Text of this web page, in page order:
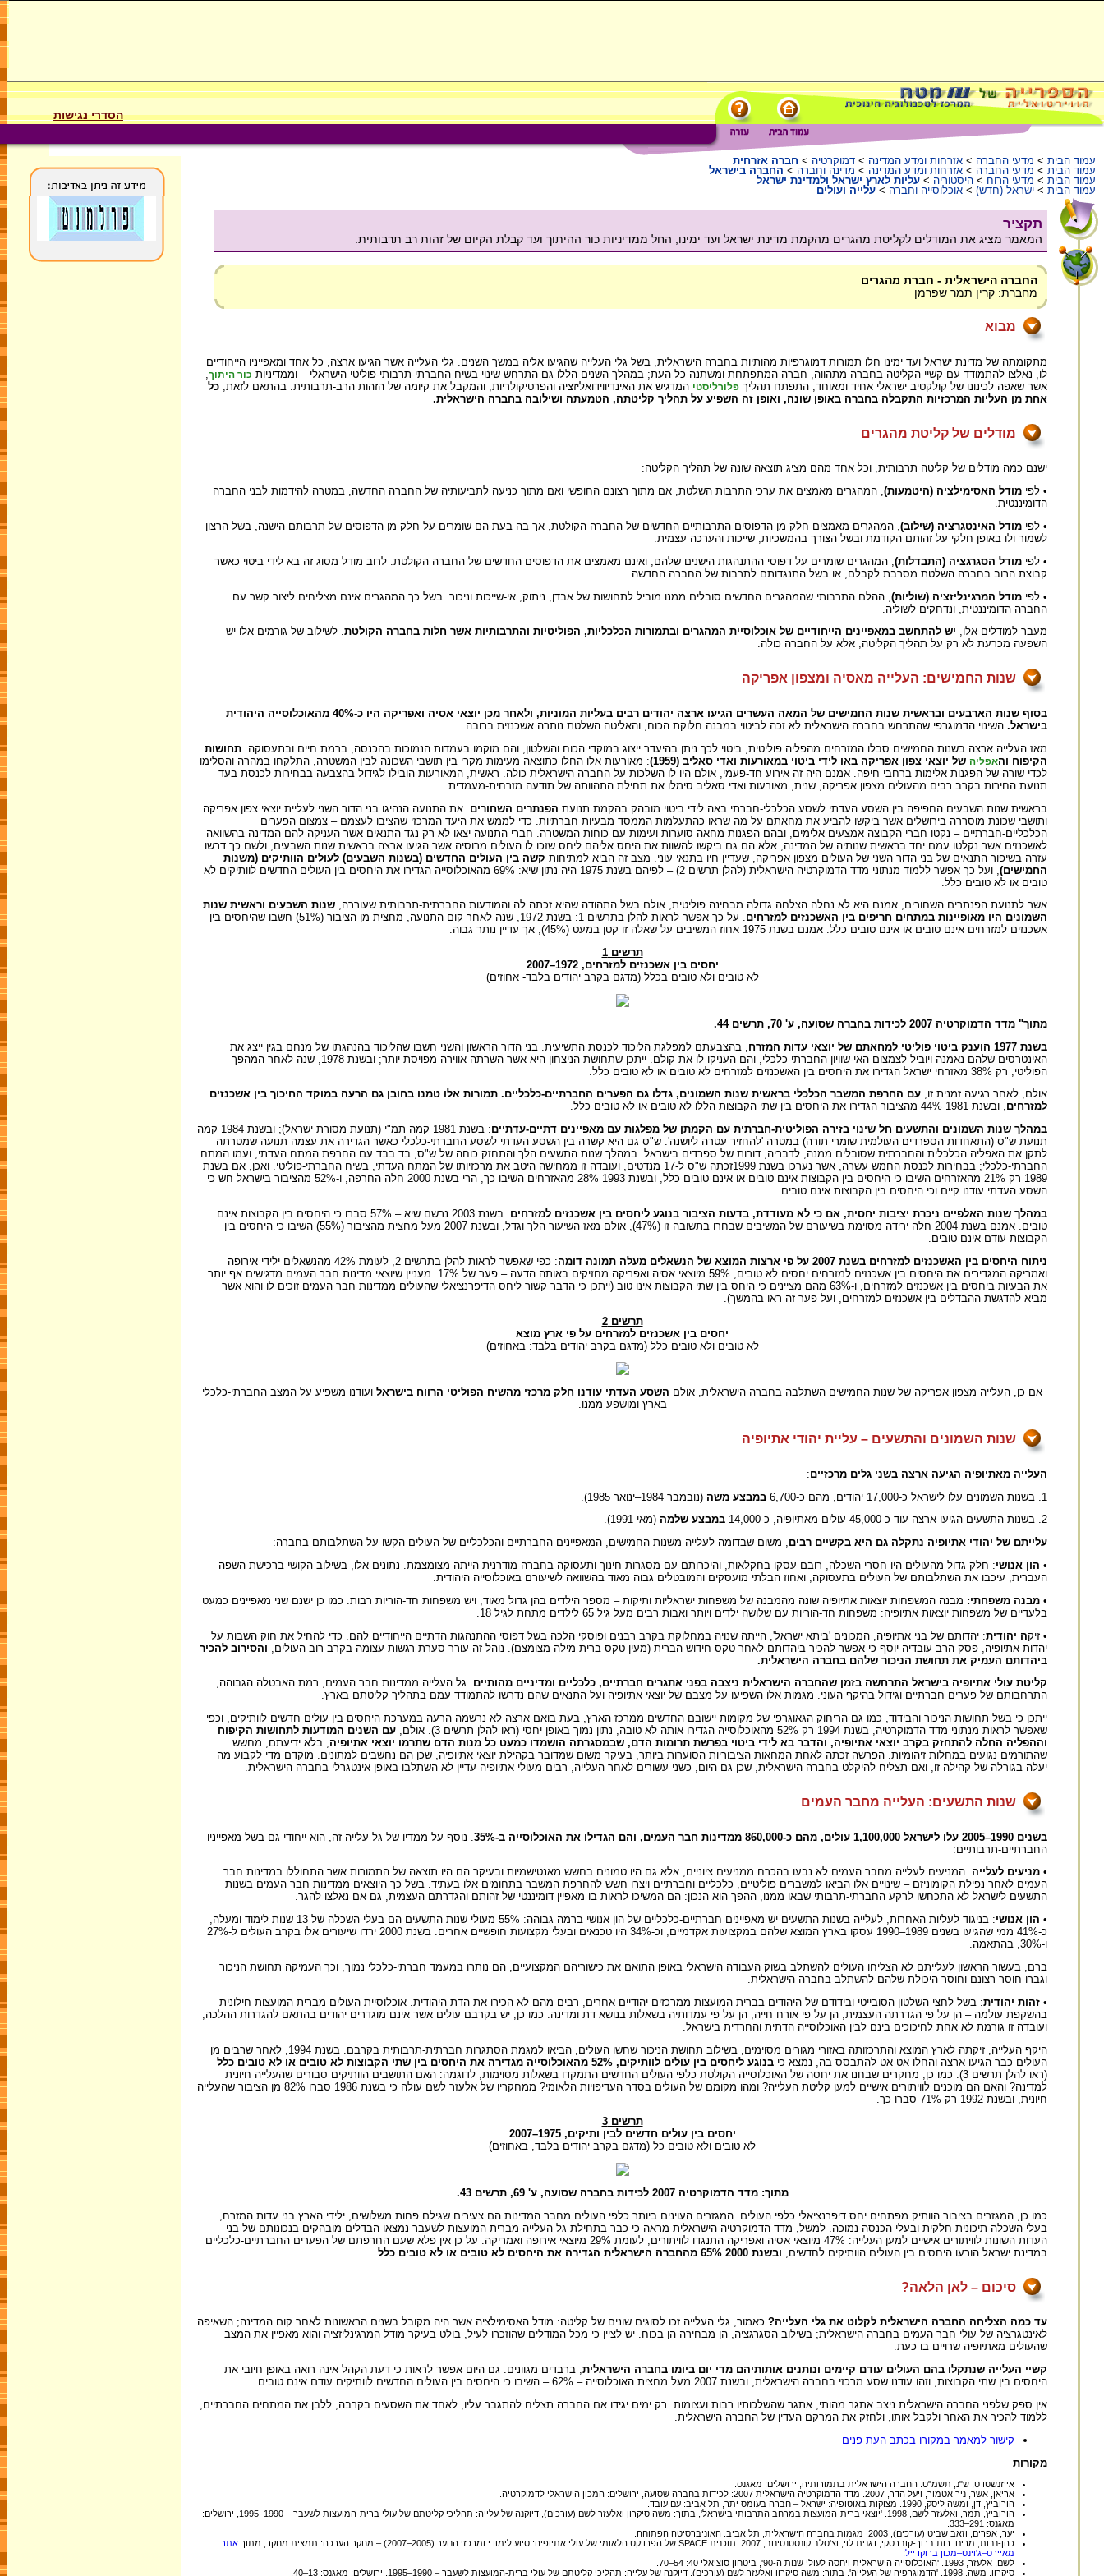
הסדרי נגישות
עמוד הבית > מדעי החברה > אזרחות ומדע המדינה > דמוקרטיה > חברה אזרחית
עמוד הבית > מדעי החברה > אזרחות ומדע המדינה > מדינה וחברה > החברה בישראל
עמוד הבית > מדעי הרוח > היסטוריה > עליות לארץ ישראל ולמדינת ישראל
עמוד הבית > ישראל (חדש) > אוכלוסייה וחברה > עלייה ועולים
תקציר
המאמר מציג את המודלים לקליטת מהגרים מהקמת מדינת ישראל ועד ימינו, החל ממדיניות כור ההיתוך ועד קבלת הקיום של זהות רב תרבותית.
החברה הישראלית - חברת מהגרים
מחברת: קרין תמר שפרמן
מבוא
מתקומתה של מדינת ישראל ועד ימינו חלו תמורות דמוגרפיות מהותיות בחברה הישראלית, בשל גלי העלייה שהגיעו אליה במשך השנים. גלי העלייה אשר הגיעו ארצה, כל אחד ומאפייניו הייחודיים
לו, נאלצו להתמודד עם קשיי הקליטה בחברה מתהווה, חברה המתפתחת ומשתנה כל העת; במהלך השנים הללו גם התרחש שינוי בשיח החברתי-תרבותי-פוליטי הישראלי – וממדיניות כור היתוך
אשר שאפה לכינונו של קולקטיב ישראלי אחיד ומאוחד, התפתח תהליך פלורליסטי המדגיש את האינדיווידואליזציה והפרטיקולריות, והמקבל את קיומה של הזהות הרב-תרבותית. בהתאם לזאת, כל
אחת מן העליות המרכזיות התקבלה בחברה באופן שונה, ואופן זה השפיע על תהליך קליטתה, הטמעתה ושילובה בחברה הישראלית.
מודלים של קליטת מהגרים
ישנם כמה מודלים של קליטה תרבותית, וכל אחד מהם מציג תוצאה שונה של תהליך הקליטה:
• לפי מודל האסימילציה (היטמעות), המהגרים מאמצים את ערכי התרבות השלטת, אם מתוך רצונם החופשי ואם מתוך כניעה לתביעותיה של החברה החדשה, במטרה להידמות לבני החברה
הדומיננטית.
• לפי מודל האינטגרציה (שילוב) , המהגרים מאמצים חלק מן הדפוסים התרבותיים החדשים של החברה הקולטת, אך בה בעת הם שומרים על חלק מן הדפוסים של תרבותם הישנה, בשל הרצון
לשמור ולו באופן חלקי על זהותם הקודמת ובשל הצורך בהמשכיות, שייכות והערכה עצמית.
• לפי מודל הסגרגציה (התבדלות) , המהגרים שומרים על דפוסי ההתנהגות הישנים שלהם, ואינם מאמצים את הדפוסים החדשים של החברה הקולטת. לרוב מודל מסוג זה בא לידי ביטוי כאשר
קבוצת הרוב בחברה השלטת מסרבת לקבלם, או בשל התנגדותם לתרבות של החברה החדשה.
• לפי מודל המרגינליזציה (שוליות) , ההלם התרבותי שהמהגרים החדשים סובלים ממנו מוביל לתחושות של אבדן, ניתוק, אי-שייכות וניכור. בשל כך המהגרים אינם מצליחים ליצור קשר עם
החברה הדומיננטית, ונדחקים לשוליה.
מעבר למודלים אלו, יש להתחשב במאפיינים הייחודיים של אוכלוסיית המהגרים ובתמורות הכלכליות, הפוליטיות והתרבותיות אשר חלות בחברה הקולטת. לשילוב של גורמים אלו יש
השפעה מכרעת לא רק על תהליך הקליטה, אלא על החברה כולה.
שנות החמישים: העלייה מאסיה ומצפון אפריקה
בסוף שנות הארבעים ובראשית שנות החמישים של המאה העשרים הגיעו ארצה יהודים רבים בעליות המוניות, ולאחר מכן יוצאי אסיה ואפריקה היו כ-40% מהאוכלוסייה היהודית
בישראל. השינוי הדמוגרפי שהתרחש בחברה הישראלית לא זכה לביטוי במבנה חלוקת הכוח, והאליטה השלטת נותרה אשכנזית ברובה.
מאז העלייה ארצה בשנות החמישים סבלו המזרחים מהפליה פוליטית, ביטוי לכך ניתן בהיעדר ייצוג במוקדי הכוח והשלטון, והם מוקמו בעמדות הנמוכות בהכנסה, ברמת חיים ובתעסוקה. תחושות
הקיפוח והאפליה של יוצאי צפון אפריקה באו לידי ביטוי במאורעות ואדי סאליב (1959)
: מאורעות אלו החלו כתוצאה מעימות מקרי בין תושבי השכונה לבין המשטרה, התלקחו במהרה והסלימו
לכדי שורה של הפגנות אלימות ברחבי חיפה. אמנם היה זה אירוע חד-פעמי, אולם היו לו השלכות על החברה הישראלית כולה. ראשית, המאורעות הובילו לגידול בהצבעה בבחירות לכנסת בעד
תנועת החירות בקרב רבים מהעולים מצפון אפריקה; שנית, מאורעות ואדי סאליב סימלו את תחילת התהוותה של תודעה מזרחית-מעמדית.
בראשית שנות השבעים החפיפה בין השסע העדתי לשסע הכלכלי-חברתי באה לידי ביטוי מובהק בהקמת תנועת הפנתרים השחורים . את התנועה הנהיגו בני הדור השני לעליית יוצאי צפון אפריקה
ותושבי שכונת מוסררה בירושלים אשר ביקשו להביע את מחאתם על מה שראו כהתעלמות הממסד מבעיות חברתיות. כדי לממש את היעד המרכזי שהציבו לעצמם – צמצום הפערים
הכלכליים-חברתיים – נקטו חברי הקבוצה אמצעים אלימים, ובהם הפגנות מחאה סוערות ועימות עם כוחות המשטרה. חברי התנועה יצאו לא רק נגד התנאים אשר העניקה להם המדינה בהשוואה
לאשכנזים אשר נקלטו עמם יחד בראשית שנותיה של המדינה, אלא הם גם ביקשו להשוות את היחס אליהם ליחס שזכו לו העולים מרוסיה אשר הגיעו ארצה בראשית שנות השבעים, ולשם כך דרשו
עזרה בשיפור התנאים של בני הדור השני של העולים מצפון אפריקה, שעדיין חיו בתנאי עוני. מצב זה הביא למתיחות קשה בין העולים החדשים (בשנות השבעים) לעולים הוותיקים (משנות
החמישים)
, ועל כך אפשר ללמוד מנתוני מדד הדמוקרטיה הישראלית (להלן תרשים 2) – לפיהם בשנת 1975 היה נתון שיא: 69% מהאוכלוסייה הגדירו את היחסים בין העולים החדשים לוותיקים לא
טובים או לא טובים כלל.
אשר לתנועת הפנתרים השחורים, אמנם היא לא נחלה הצלחה גדולה מבחינה פוליטית, אולם בשל התהודה שהיא זכתה לה והמודעות החברתית-תרבותית שעוררה, שנות השבעים וראשית שנות
השמונים היו מאופיינות במתחים חריפים בין האשכנזים למזרחים
. על כך אפשר לראות להלן בתרשים 1: בשנת 1972, שנה לאחר קום התנועה, מחצית מן הציבור (51%) חשבו שהיחסים בין
אשכנזים למזרחים אינם טובים או אינם טובים כלל. אמנם בשנת 1975 אחוז המשיבים על שאלה זו קטן במעט (45%), אך עדיין נותר גבוה.
תרשים 1
יחסים בין אשכנזים למזרחים, 1972–2007
לא טובים ולא טובים בכלל (מדגם בקרב יהודים בלבד- אחוזים)
מתוך" מדד הדמוקרטיה 2007 לכידות בחברה שסועה, ע' 70, תרשים 44.
בשנת 1977 הוענק ביטוי פוליטי למחאתם של יוצאי עדות המזרח
, בהצבעתם למפלגת הליכוד לכנסת התשיעית. בני הדור הראשון והשני חשבו שהליכוד בהנהגתו של מנחם בגין ייצג את
האינטרסים שלהם נאמנה ויוביל לצמצום האי-שוויון החברתי-כלכלי, והם העניקו לו את קולם. ייתכן שתחושת הניצחון היא אשר השרתה אווירה מפויסת יותר; ובשנת 1978, שנה לאחר המהפך
הפוליטי, רק 38% מאזרחי ישראל הגדירו את היחסים בין האשכנזים למזרחים לא טובים או לא טובים כלל.
אולם, לאחר רגיעה זמנית זו, עם החרפת המשבר הכלכלי בראשית שנות השמונים, גדלו גם הפערים החברתיים-כלכליים. תמורות אלו טמנו בחובן גם הרעה במוקד החיכוך בין אשכנזים
למזרחים, ובשנת 1981 44% מהציבור הגדירו את היחסים בין שתי הקבוצות הללו לא טובים או לא טובים כלל.
במהלך שנות השמונים והתשעים חל שינוי בזירה הפוליטית-חברתית עם הקמתן של מפלגות עם מאפיינים דתיים-עדתיים
: בשנת 1981 קמה תמ"י (תנועת מסורת ישראל); ובשנת 1984 קמה
תנועת ש"ס (התאחדות הספרדים העולמית שומרי תורה) במטרה 'להחזיר עטרה ליושנה'. ש"ס גם היא קשרה בין השסע העדתי לשסע החברתי-כלכלי כאשר הגדירה את עצמה תנועה שמטרתה
לתקן את האפליה הכלכלית והחברתית שסובלים ממנה, לדבריה, דורות של ספרדים בישראל. במהלך שנות התשעים הלך והתחזק כוחה של ש"ס, בד בבד עם החרפת המתח העדתי, ועמו המתח
החברתי-כלכלי; בבחירות לכנסת החמש עשרה, אשר נערכו בשנת 1999זכתה ש"ס ל-17 מנדטים, ועובדה זו ממחישה היטב את מרכזיותו של המתח העדתי, בשיח החברתי-פוליטי. ואכן, אם בשנת
1989 רק 21% מהאזרחים השיבו כי היחסים בין הקבוצות אינם טובים או אינם טובים כלל, ובשנת 1993 28% מהאזרחים השיבו כך, הרי בשנת 2000 חלה החרפה, ו-52% מהציבור בישראל חש כי
השסע העדתי עודנו קיים וכי היחסים בין הקבוצות אינם טובים.
במהלך שנות האלפיים ניכרת יציבות יחסית, אם כי לא מעודדת, בדעות הציבור בנוגע ליחסים בין אשכנזים למזרחים
: בשנת 2003 נרשם שיא – 57% סברו כי היחסים בין הקבוצות אינם
טובים. אמנם בשנת 2004 חלה ירידה מסוימת בשיעורם של המשיבים שבחרו בתשובה זו (47%), אולם מאז השיעור הלך וגדל, ובשנת 2007 מעל מחצית מהציבור (55%) השיבו כי היחסים בין
הקבוצות עודם אינם טובים.
ניתוח היחסים בין האשכנזים למזרחים בשנת 2007 על פי ארצות המוצא של הנשאלים מעלה תמונה דומה
: כפי שאפשר לראות להלן בתרשים 2, לעומת 42% מהנשאלים ילידי אירופה
ואמריקה המגדירים את היחסים בין אשכנזים למזרחים יחסים לא טובים, 59% מיוצאי אסיה ואפריקה מחזיקים באותה הדעה – פער של 17%. מעניין שיוצאי מדינות חבר העמים מדגישים אף יותר
את הבעיות ביחסים בין אשכנזים למזרחים, ו-63% מהם מציינים כי היחס בין שתי הקבוצות אינו טוב (ייתכן כי הדבר קשור ליחס הדיפרנציאלי שהעולים ממדינות חבר העמים זוכים לו והוא אשר
מביא להדגשת ההבדלים בין אשכנזים למזרחים, ועל פער זה ראו בהמשך).
תרשים 2
יחסים בין אשכנזים למזרחים על פי ארץ מוצא
לא טובים ולא טובים כלל (מדגם בקרב יהודים בלבד: באחוזים)
אם כן, העלייה מצפון אפריקה של שנות החמישים השתלבה בחברה הישראלית, אולם השסע העדתי עודנו חלק מרכזי מהשיח הפוליטי הרווח בישראל ועודנו משפיע על המצב החברתי-כלכלי
בארץ ומושפע ממנו.
שנות השמונים והתשעים – עליית יהודי אתיופיה
העלייה מאתיופיה הגיעה ארצה בשני גלים מרכזיים:
1. בשנות השמונים עלו לישראל כ-17,000 יהודים, מהם כ-6,700
במבצע משה (נובמבר 1984–ינואר 1985).
2. בשנות התשעים הגיעו ארצה עוד כ-45,000 עולים מאתיופיה, כ-14,000
במבצע שלמה (מאי 1991).
עלייתם של יהודי אתיופיה נתקלה גם היא בקשיים רבים, משום שבדומה לעלייה משנות החמישים, המאפיינים החברתיים והכלכליים של העולים הקשו על השתלבותם בחברה:
• הון אנושי: חלק גדול מהעולים היו חסרי השכלה, רובם עסקו בחקלאות, והיכרותם עם מסגרות חינוך ותעסוקה בחברה מודרנית הייתה מצומצמת. נתונים אלו, בשילוב הקושי ברכישת השפה
העברית, עיכבו את השתלבותם של העולים בתעסוקה, ואחוז הבלתי מועסקים והמובטלים גבוה מאוד בהשוואה לשיעורם באוכלוסייה היהודית.
• מבנה משפחתי: מבנה המשפחות יוצאות אתיופיה שונה מהמבנה של משפחות ישראליות ותיקות – מספר הילדים בהן גדול מאוד, ויש משפחות חד-הוריות רבות. כמו כן ישנם שני מאפיינים כמעט
בלעדיים של משפחות יוצאות אתיופיה: משפחות חד-הוריות עם שלושה ילדים ויותר ואבות רבים מעל גיל 65 לילדים מתחת לגיל 18.
• זיקה יהודית: יהדותם של בני אתיופיה, המכונים 'ביתא ישראל', הייתה שנויה במחלוקת בקרב רבנים ופוסקי הלכה בשל דפוסי ההתנהגות הדתיים הייחודיים להם. כדי להחיל את חוק השבות על
יהדות אתיופיה, פסק הרב עובדיה יוסף כי אפשר להכיר ביהדותם לאחר טקס חידוש הברית (מעין טקס ברית מילה מצומצם). נוהל זה עורר סערת רגשות עצומה בקרב רוב העולים, והסירוב להכיר
ביהדותם העמיק את תחושת הניכור שלהם בחברה הישראלית.
קליטת עולי אתיופיה בישראל התרחשה בזמן שהחברה הישראלית ניצבה בפני אתגרים חברתיים, כלכליים ומדיניים מהותיים: גל העלייה ממדינות חבר העמים, רמת האבטלה הגבוהה,
התרחבותם של פערים חברתיים וגידול בהיקף העוני. מגמות אלו השפיעו על מצבם של יוצאי אתיופיה ועל התנאים שהם נדרשו להתמודד עמם בתהליך קליטתם בארץ.
ייתכן כי בשל תחושות הניכור והבידוד, כמו גם הריחוק הגאוגרפי של מקומות יישובם החדשים ממרכז הארץ, בעת בואם ארצה לא נרשמה הרעה במערכת היחסים בין עולים חדשים לוותיקים, וכפי
שאפשר לראות מנתוני מדד הדמוקרטיה, בשנת 1994 רק 52% מהאוכלוסייה הגדירו אותה לא טובה, נתון נמוך באופן יחסי (ראו להלן תרשים 3). אולם,
עם השנים המודעות לתחושות הקיפוח
וההפליה החלה להתחזק בקרב יוצאי אתיופיה, והדבר בא לידי ביטוי בפרשת תרומות הדם, שבמסגרתה הושמדו כמעט כל מנות הדם שתרמו יוצאי אתיופיה, בלא ידיעתם, מחשש
שהתורמים נגועים במחלות זיהומיות. הפרשה זכתה לאחת המחאות הציבוריות הסוערות ביותר, בעיקר משום שמדובר בקהילת יוצאי אתיופיה, שכן הם נחשבים למתונים. מוקדם מדי לקבוע מה
יעלה בגורלה של קהילה זו, ואם תצליח להיקלט בחברה הישראלית, שכן גם היום, כשני עשורים לאחר העלייה, רבים מעולי אתיופיה עדיין לא השתלבו באופן אינטגרלי בחברה הישראלית.
שנות התשעים: העלייה מחבר העמים
בשנים 1990–2005 עלו לישראל 1,100,000 עולים, מהם כ-860,000 ממדינות חבר העמים, והם הגדילו את האוכלוסייה ב-35%
. נוסף על ממדיו של גל עלייה זה, הוא ייחודי גם בשל מאפייניו
החברתיים-תרבותיים:
• מניעים לעלייה: המניעים לעלייה מחבר העמים לא נבעו בהכרח ממניעים ציוניים, אלא גם היו טמונים בחשש מאנטישמיות ובעיקר הם היו תוצאה של התמורות אשר התחוללו במדינות חבר
העמים לאחר נפילת הקומוניזם – שינויים אלו הביאו למשברים פוליטיים, כלכליים וחברתיים ויצרו חשש להחרפת המשבר בתחומים אלו בעתיד. בשל כך היוצאים ממדינות חבר העמים בשנות
התשעים לישראל לא התכחשו לרקע החברתי-תרבותי שבאו ממנו, ההפך הוא הנכון: הם המשיכו לראות בו מאפיין דומיננטי של זהותם והגדרתם העצמית, גם אם נאלצו להגר.
• הון אנושי
: בניגוד לעליות האחרות, לעלייה בשנות התשעים יש מאפיינים חברתיים-כלכליים של הון אנושי ברמה גבוהה: 55% מעולי שנות התשעים הם בעלי השכלה של 13 שנות לימוד ומעלה,
כ-41% ממי שהגיעו בשנים 1989–1990 עסקו בארץ המוצא שלהם במקצועות אקדמיים, וכ-34% היו טכנאים ובעלי מקצועות חופשיים אחרים. בשנת 2000 ירדו שיעורים אלו בקרב העולים ל-27%
ו-30%, בהתאמה.
ברם, בעשור הראשון לעלייתם לא הצליחו העולים להשתלב בשוק העבודה הישראלי באופן התואם את כישוריהם המקצועיים, הם נותרו במעמד חברתי-כלכלי נמוך, וכך העמיקה תחושת הניכור
וגברו חוסר רצונם וחוסר היכולת שלהם להשתלב בחברה הישראלית.
• זהות יהודית: בשל לחצי השלטון הסובייטי ובידודם של היהודים בברית המועצות ממרכזים יהודיים אחרים, רבים מהם לא הכירו את הדת היהודית. אוכלוסיית העולים מברית המועצות חילונית
בהשקפת עולמה – הן על פי הגדרתה העצמית, הן על פי אורח חייה, הן על פי עמדותיה בשאלות בנושא דת ומדינה. כמו כן, יש בקרבם עולים אשר אינם מוגדרים יהודים בהתאם להגדרות ההלכה,
ועובדה זו גורמת לא אחת לחיכוכים בינם לבין האוכלוסייה הדתית והחרדית בישראל.
היקף העלייה, זיקתה לארץ המוצא והתרכזותה באזורי מגורים מסוימים, בשילוב תחושת הניכור שחשו העולים, הביאו למגמת הסתגרות חברתית-תרבותית בקרבם. בשנת 1994, לאחר שרבים מן
העולים כבר הגיעו ארצה והחלו אט-אט להתבסס בה, נמצא כי בנוגע ליחסים בין עולים לוותיקים, 52% מהאוכלוסייה מגדירה את היחסים בין שתי הקבוצות לא טובים או לא טובים כלל
(ראו להלן תרשים 3). כמו כן, מחקרים שבחנו את יחסה של האוכלוסייה הקולטת כלפי העולים החדשים התמקדו בשאלות מסוימות, לדוגמה: האם התושבים הוותיקים סבורים שהעלייה חיונית
למדינה? והאם הם מוכנים לוויתורים אישיים למען קליטת העלייה? ומהו מקומם של העולים בסדר העדיפויות הלאומי? ממחקריו של אלעזר לשם עולה כי בשנת 1986 סברו 82% מן הציבור שהעלייה
חיונית, ובשנת 1992 רק 71% סברו כך.
תרשים 3
יחסים בין עולים חדשים לבין ותיקים, 1975–2007
לא טובים ולא טובים כל (מדגם בקרב יהודים בלבד, באחוזים)
מתוך: מדד הדמוקרטיה 2007 לכידות בחברה שסועה, ע' 69, תרשים 43.
כמו כן, המגזרים בציבור הוותיק מפתחים יחס דיפרנציאלי כלפי העולים. המגזרים העוינים ביותר כלפי העולים מחבר המדינות הם צעירים שגילם פחות משלושים, ילידי הארץ בני עדות המזרח,
בעלי השכלה תיכונית חלקית ובעלי הכנסה נמוכה. למשל, מדד הדמוקרטיה הישראלית מראה כי כבר בתחילת גל העלייה מברית המועצות לשעבר נמצאו הבדלים מובהקים בנכונותם של בני
העדות השונות לוויתורים אישיים למען העלייה: 47% מיוצאי אסיה ואפריקה התנגדו לוויתורים, לעומת 29% מיוצאי אירופה ואמריקה. על כן אין פלא שעם החרפתם של הפערים החברתיים-כלכליים
במדינת ישראל הורעו היחסים בין העולים הוותיקים לחדשים, ובשנת 2000 65% מהחברה הישראלית הגדירה את היחסים לא טובים או לא טובים כלל
סיכום – לאן הלאה?
עד כמה הצליחה החברה הישראלית לקלוט את גלי העלייה? כאמור, גלי העלייה זכו לסוגים שונים של קליטה: מודל האסימילציה אשר היה מקובל בשנים הראשונות לאחר קום המדינה; השאיפה
לאינטגרציה של עולי חבר העמים בחברה הישראלית; בשילוב הסגרגציה, הן מבחירה הן בכוח. יש לציין כי מכל המודלים שהוזכרו לעיל, בולט בעיקר מודל המרגינליזציה והוא מאפיין את המצב
שהעולים מאתיופיה שרויים בו כעת.
קשיי העלייה שנתקלו בהם העולים עודם קיימים ונותנים אותותיהם מדי יום ביומו בחברה הישראלית, ברבדים מגוונים. גם היום אפשר לראות כי דעת הקהל אינה רואה באופן חיובי את
היחסים בין שתי הקבוצות, וזהו עודנו שסע מרכזי בחברה הישראלית, ובשנת 2007 מעל מחצית האוכלוסייה – 62% – השיבו כי היחסים בין העולים החדשים לוותיקים עודם אינם טובים.
אין ספק שלפני החברה הישראלית ניצב אתגר מהותי, אתגר שהשלכותיו רבות ועצומות. רק ימים יגידו אם החברה תצליח להתגבר עליו, לאחד את השסעים בקרבה, ללבן את המתחים החברתיים,
ללמוד להכיר את האחר ולקבל אותו, ולחזק את המרקם העדין של החברה הישראלית.
קישור למאמר במקורו בכתב העת פנים
מקורות
אייזנשטדט, ש"נ, תשמ"ט. החברה הישראלית בתמורותיה, ירושלים: מאגנס.
אריאן, אשר, ניר אטמור, ויעל הדר, 2007. מדד הדמוקרטיה הישראלית 2007: לכידות בחברה שסועה, ירושלים: המכון הישראלי לדמוקרטיה.
הורוביץ, דן, ומשה ליסק, 1990. מצוקות באוטופיה: ישראל – חברה בעומס יתר, תל אביב: עם עובד.
הורוביץ, תמר, ואלעזר לשם, 1998. 'יוצאי ברית-המועצות במרחב התרבותי בישראל', בתוך: משה סיקרון ואלעזר לשם (עורכים), דיוקנה של עלייה: תהליכי קליטתם של עולי ברית-המועצות לשעבר – 1990–1995, ירושלים:
מאגנס: 291–333.
יער, אפרים, וזאב שביט (עורכים), 2003. מגמות בחברה הישראלית, תל אביב: האוניברסיטה הפתוחה.
כהן-נבות, מרים, רות ברוך-קוברסקי, דגנית לוי, וצ'סלב קונסטנטינוב, 2007. תוכנית SPACE של הפרויקט הלאומי של עולי אתיופיה: סיוע לימודי ומרכזי הנוער (2005–2007) – מחקר הערכה: תמצית מחקר, מתוך
אתר
מאיירס–ג'וינט–מכון ברוקדייל:
לשם, אלעזר, 1993. 'האוכלוסייה הישראלית ויחסה לעולי שנות ה-90', ביטחון סוציאלי 40: 54–70.
סיקרון, משה, 1998. 'הדמוגרפיה של העלייה', בתוך: משה סיקרון ואלעזר לשם (עורכים), דיוקנה של עלייה: תהליכי קליטתם של עולי ברית-המועצות לשעבר – 1990–1995, ירושלים: מאגנס: 13–40.